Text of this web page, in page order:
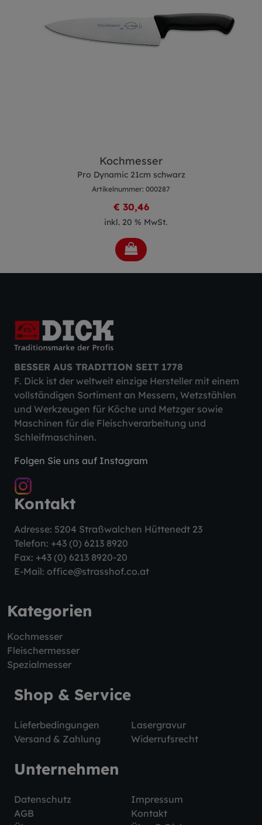
Kochmesser
Pro Dynamic 21cm schwarz
Artikelnummer: 000287
€ 30,46
inkl. 20 % MwSt.
BESSER AUS TRADITION SEIT 1778
F. Dick ist der weltweit einzige Hersteller mit einem
vollständigen Sortiment an Messern, Wetzstählen
und Werkzeugen für Köche und Metzger sowie
Maschinen für die Fleischverarbeitung und
Schleifmaschinen.
Folgen Sie uns auf Instagram
Kontakt
Adresse: 5204 Straßwalchen Hüttenedt 23
Telefon: +43 (0) 6213 8920
Fax: +43 (0) 6213 8920-20
E-Mail: office@strasshof.co.at
Kategorien
Kochmesser
Fleischermesser
Spezialmesser
Shop & Service
Lieferbedingungen
Lasergravur
Versand & Zahlung
Widerrufsrecht
Unternehmen
Datenschutz
Impressum
AGB
Kontakt